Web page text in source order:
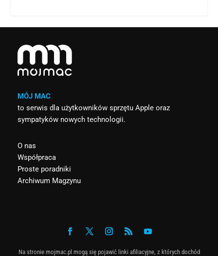
MÓJ MAC
to serwis dla użytkowników sprzętu Apple oraz
sympatyków nowych technologii.
O nas
Współpraca
Proste poradniki
Archiwum Magzynu
Na stronie mojmac.pl mogą się pojawić linki afiliacyjne, z których dochód